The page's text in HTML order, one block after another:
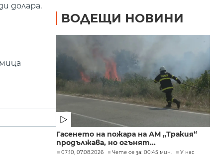
долара.
ВОДЕЩИ НОВИНИ
Гасенето на пожара на АМ „Тракия“
продължава, но огънят...
07:10, 07.08.2026 Чете се за: 00:45 мин. У нас